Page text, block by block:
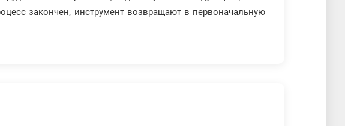
закончен, инструмент возвращают в первоначальную